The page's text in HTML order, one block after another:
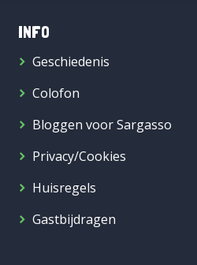
INFO
Geschiedenis
Colofon
Bloggen voor Sargasso
Privacy/Cookies
Huisregels
Gastbijdragen